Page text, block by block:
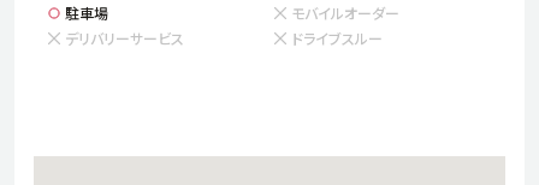
駐車場
モバイルオーダー
デリバリーサービス
ドライブスルー